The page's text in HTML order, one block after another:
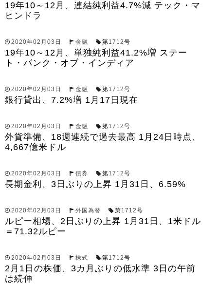
19年10～12月、連結純利益4.7%減 テック・マ
ヒンドラ
2020年02月03日 金融 第1712号
19年10～12月、単独純利益41.2%増 ステー
ト・バンク・オブ・インディア
2020年02月03日 金融 第1712号
銀行貸出、7.2%増 1月17日現在
2020年02月03日 金融 第1712号
外貨準備、18週連続で過去最高 1月24日時点、
4,667億米ドル
2020年02月03日 債券 第1712号
長期金利、3日ぶりの上昇 1月31日、6.59%
2020年02月03日 外国為替 第1712号
ルピー相場、2日ぶりの上昇 1月31日、1米ドル
＝71.32ルピー
2020年02月03日 株式 第1712号
2月1日の株価、3カ月ぶりの低水準 3日の午前
は続伸